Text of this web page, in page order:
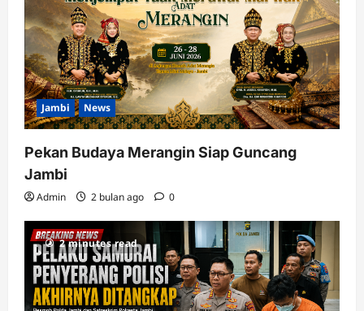
Jambi News
Pekan Budaya Merangin Siap Guncang
Jambi
Admin 2 bulan ago 0
2 minutes read